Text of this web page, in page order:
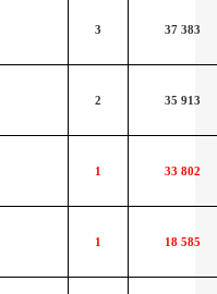
3 37 383
2 35 913
1 33 802
1 18 585